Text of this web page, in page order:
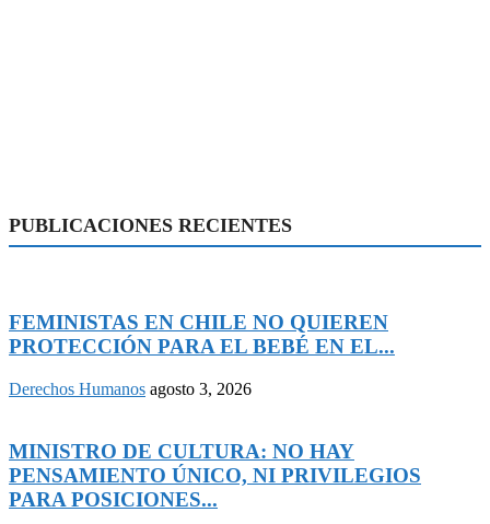
PUBLICACIONES RECIENTES
FEMINISTAS EN CHILE NO QUIEREN
PROTECCIÓN PARA EL BEBÉ EN EL...
Derechos Humanos agosto 3, 2026
MINISTRO DE CULTURA: NO HAY
PENSAMIENTO ÚNICO, NI PRIVILEGIOS
PARA POSICIONES...